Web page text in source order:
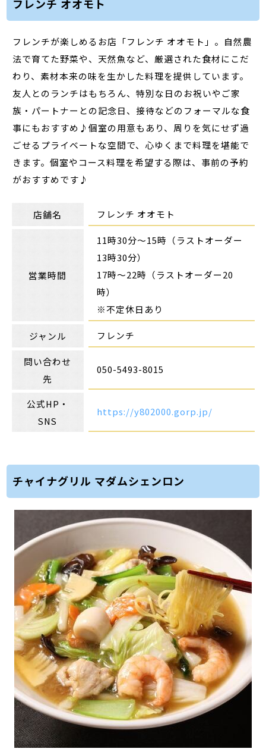
フレンチ オオモト
フレンチが楽しめるお店「フレンチ オオモト」。自然農
法で育てた野菜や、天然魚など、厳選された食材にこだ
わり、素材本来の味を生かした料理を提供しています。
友人とのランチはもちろん、特別な日のお祝いやご家
族・パートナーとの記念日、接待などのフォーマルな食
事にもおすすめ♪個室の用意もあり、周りを気にせず過
ごせるプライベートな空間で、心ゆくまで料理を堪能で
きます。個室やコース料理を希望する際は、事前の予約
がおすすめです♪
店舗名 フレンチ オオモト
営業時間
11時30分～15時（ラストオーダー
13時30分）
17時～22時（ラストオーダー20
時）
※不定休日あり
ジャンル フレンチ
問い合わせ
先
050-5493-8015
公式HP・
SNS
https://y802000.gorp.jp/
チャイナグリル マダムシェンロン